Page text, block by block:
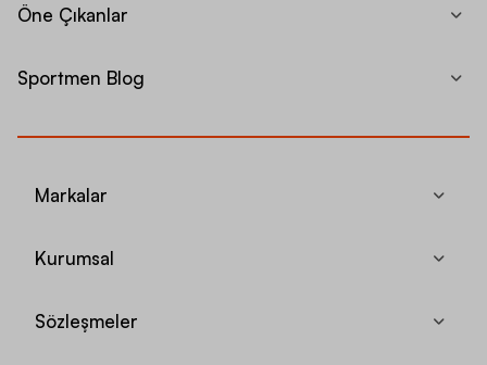
Öne Çıkanlar
Sportmen Blog
Markalar
Kurumsal
Sözleşmeler